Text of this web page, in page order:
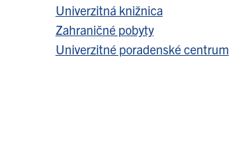
Univerzitná knižnica
Zahraničné pobyty
Univerzitné poradenské centrum